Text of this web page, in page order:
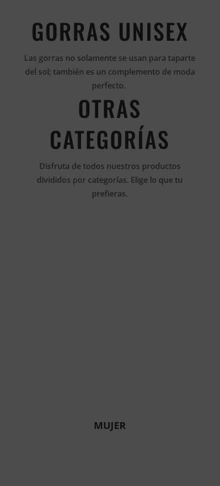
GORRAS UNISEX
Las gorras no solamente se usan para taparte
del sol; también es un complemento de moda
perfecto.
OTRAS
CATEGORÍAS
Disfruta de todos nuestros productos
divididos por categorías. Elige lo que tu
prefieras.
MUJER